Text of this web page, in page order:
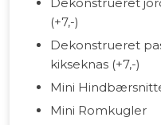
(+7,-)
Dekonstrueret
kikseknas (+7,-)
Mini
Mini Romkugler